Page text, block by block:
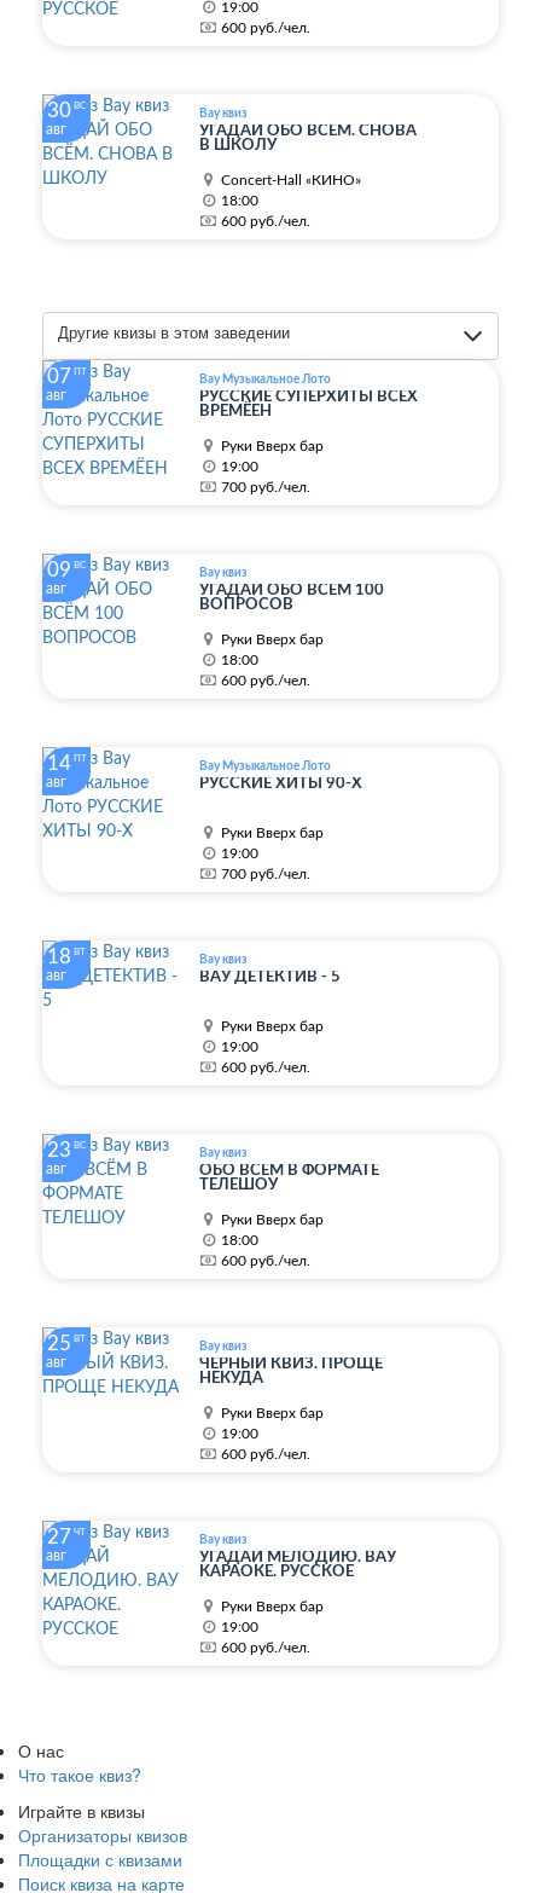
19:00
600 руб./чел.
30 ВС
авг
Вау квиз
УГАДАЙ ОБО ВСЁМ. СНОВА
В ШКОЛУ
Concert-Hall «КИНО»
18:00
600 руб./чел.
Другие квизы в этом заведении
07 ПТ
авг
Вау Музыкальное Лото
РУССКИЕ СУПЕРХИТЫ ВСЕХ
ВРЕМЁЕН
Руки Вверх бар
19:00
700 руб./чел.
09 ВС
авг
Вау квиз
УГАДАЙ ОБО ВСЁМ 100
ВОПРОСОВ
Руки Вверх бар
18:00
600 руб./чел.
14 ПТ
авг
Вау Музыкальное Лото
РУССКИЕ ХИТЫ 90-Х
Руки Вверх бар
19:00
700 руб./чел.
18 ВТ
авг
Вау квиз
ВАУ ДЕТЕКТИВ - 5
Руки Вверх бар
19:00
600 руб./чел.
23 ВС
авг
Вау квиз
ОБО ВСЁМ В ФОРМАТЕ
ТЕЛЕШОУ
Руки Вверх бар
18:00
600 руб./чел.
25 ВТ
авг
Вау квиз
ЧЁРНЫЙ КВИЗ. ПРОЩЕ
НЕКУДА
Руки Вверх бар
19:00
600 руб./чел.
27 ЧТ
авг
Вау квиз
УГАДАЙ МЕЛОДИЮ. ВАУ
КАРАОКЕ. РУССКОЕ
Руки Вверх бар
19:00
600 руб./чел.
О нас
Что такое квиз?
Играйте в квизы
Организаторы квизов
Площадки с квизами
Поиск квиза на карте